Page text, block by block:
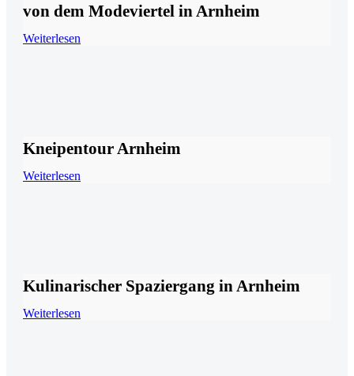
von dem Modeviertel in Arnheim
Weiterlesen
Kneipentour Arnheim
Weiterlesen
Kulinarischer Spaziergang in Arnheim
Weiterlesen